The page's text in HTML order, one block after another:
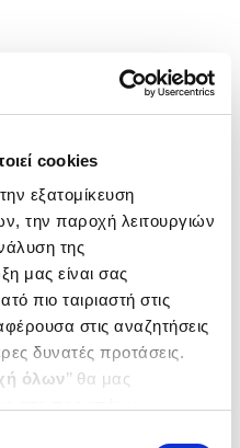
cookies
εξατομίκευση
την παροχή λειτουργιών
της
μας είναι σας
πιο ταιριαστή στις
στις αναζητήσεις
δυνατές προτάσεις.
όλων’’ θα μας